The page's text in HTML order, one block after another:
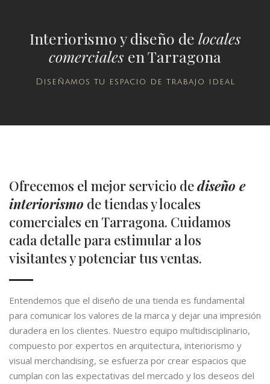
Interiorismo y diseño de locales
comerciales en Tarragona
Diseñamos tu espacio de trabajo ideal
Ofrecemos el mejor servicio dediseño e
interiorismo de tiendas y locales
comerciales en Tarragona. Cuidamos
cada detalle para estimular a los
visitantes y potenciar tus ventas.
Entendemos que el diseño de una tienda es fundamental
para comunicar los valores de la marca y dejar una impresión
duradera en los clientes. Nuestro equipo multidisciplinario,
compuesto por expertos en arquitectura, interiorismo y
visual merchandising, se esfuerza por crear espacios que
cumplan con las expectativas del mercado y los deseos del